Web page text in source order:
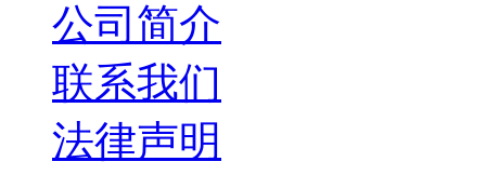
公司简介
联系我们
法律声明